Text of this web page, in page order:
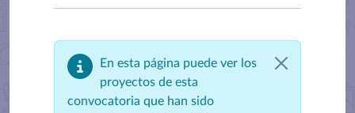
En esta página puede ver los
proyectos de esta
convocatoria que han sido